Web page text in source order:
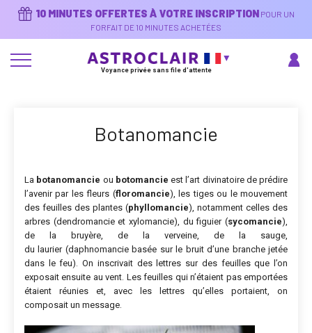
10 MINUTES OFFERTES À VOTRE INSCRIPTION POUR UN
FORFAIT DE 10 MINUTES ACHETÉES
Voyance privée sans file d'attente
Botanomancie
La botanomancie ou botomancie est l’art divinatoire de prédire
l’avenir par les fleurs (floromancie), les tiges ou le mouvement
des feuilles des plantes (phyllomancie), notamment celles des
arbres (dendromancie et xylomancie), du figuier (sycomancie),
de la bruyère, de la verveine, de la sauge,
du laurier (daphnomancie basée sur le bruit d’une branche jetée
dans le feu) . On inscrivait des lettres sur des feuilles que l’on
exposait ensuite au vent. Les feuilles qui n’étaient pas emportées
étaient réunies et, avec les lettres qu’elles portaient, on
composait un message.